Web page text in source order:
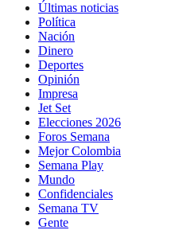
Últimas noticias
Política
Nación
Dinero
Deportes
Opinión
Impresa
Jet Set
Elecciones 2026
Foros Semana
Mejor Colombia
Semana Play
Mundo
Confidenciales
Semana TV
Gente